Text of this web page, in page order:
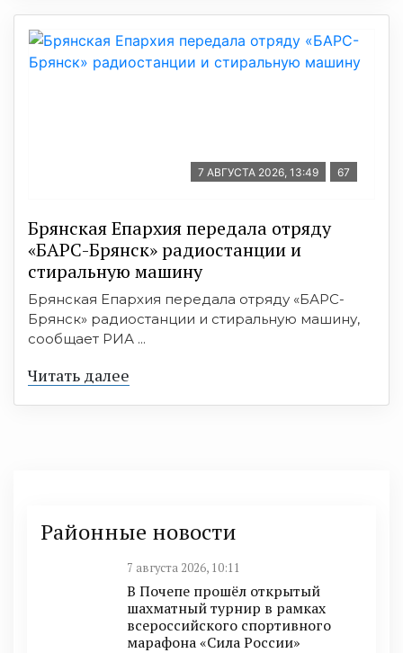
7 АВГУСТА 2026, 13:49 67
Брянская Епархия передала отряду
«БАРС-Брянск» радиостанции и
стиральную машину
Брянская Епархия передала отряду «БАРС-
Брянск» радиостанции и стиральную машину,
сообщает РИА ...
Читать далее
Районные новости
7 августа 2026, 10:11
В Почепе прошёл открытый
шахматный турнир в рамках
всероссийского спортивного
марафона «Сила России»